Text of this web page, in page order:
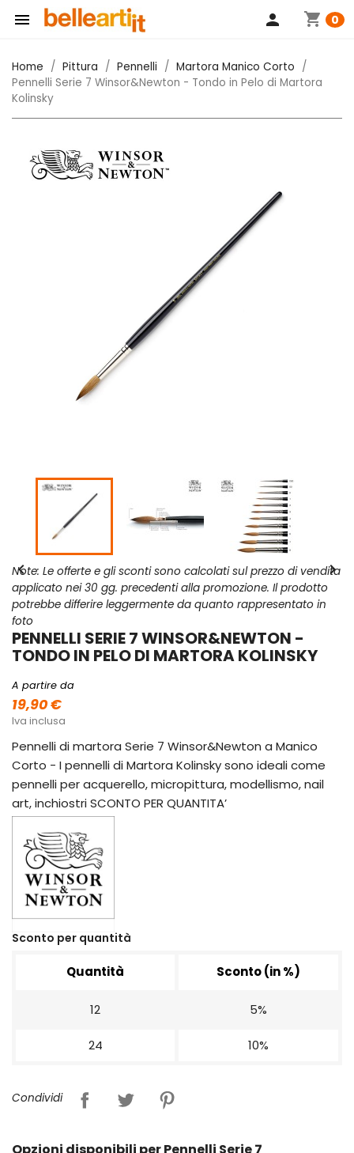
 shopping_cart 0
person
Home Pittura Pennelli
Martora Manico Corto
Pennelli Serie 7 Winsor&Newton - Tondo in Pelo di Martora
Kolinsky
 
Note: Le offerte e gli sconti sono calcolati sul prezzo di vendita
applicato nei 30 gg. precedenti alla promozione. Il prodotto
potrebbe differire leggermente da quanto rappresentato in
foto
PENNELLI SERIE 7 WINSOR&NEWTON -
TONDO IN PELO DI MARTORA KOLINSKY
A partire da
19,90 €
Iva inclusa
Pennelli di martora Serie 7 Winsor&Newton a Manico
Corto - I pennelli di Martora Kolinsky sono ideali come
pennelli per acquerello, micropittura, modellismo, nail
art, inchiostri SCONTO PER QUANTITA’
Sconto per quantità
Quantità Sconto (in %)
12 5%
24 10%
Condividi